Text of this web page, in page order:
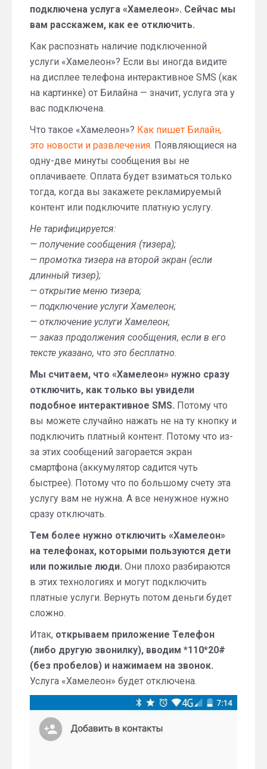
подключена услуга «Хамелеон». Сейчас мы
вам расскажем, как ее отключить.
Как распознать наличие подключенной
услуги «Хамелеон»? Если вы иногда видите
на дисплее телефона интерактивное SMS (как
на картинке) от Билайна — значит, услуга эта у
вас подключена.
Что такое «Хамелеон»? Как пишет Билайн,
это новости и развлечения. Появляющиеся на
одну-две минуты сообщения вы не
оплачиваете. Оплата будет взиматься только
тогда, когда вы закажете рекламируемый
контент или подключите платную услугу.
Не тарифицируется:
— получение сообщения (тизера);
— промотка тизера на второй экран (если
длинный тизер);
— открытие меню тизера;
— подключение услуги Хамелеон;
— отключение услуги Хамелеон;
— заказ продолжения сообщения, если в его
тексте указано, что это бесплатно.
Мы считаем, что «Хамелеон» нужно сразу
отключить, как только вы увидели
подобное интерактивное SMS. Потому что
вы можете случайно нажать не на ту кнопку и
подключить платный контент. Потому что из-
за этих сообщений загорается экран
смартфона (аккумулятор садится чуть
быстрее). Потому что по большому счету эта
услугу вам не нужна. А все ненужное нужно
сразу отключать.
Тем более нужно отключить «Хамелеон»
на телефонах, которыми пользуются дети
или пожилые люди. Они плохо разбираются
в этих технологиях и могут подключить
платные услуги. Вернуть потом деньги будет
сложно.
Итак, открываем приложение Телефон
(либо другую звонилку), вводим *110*20#
(без пробелов) и нажимаем на звонок.
Услуга «Хамелеон» будет отключена.